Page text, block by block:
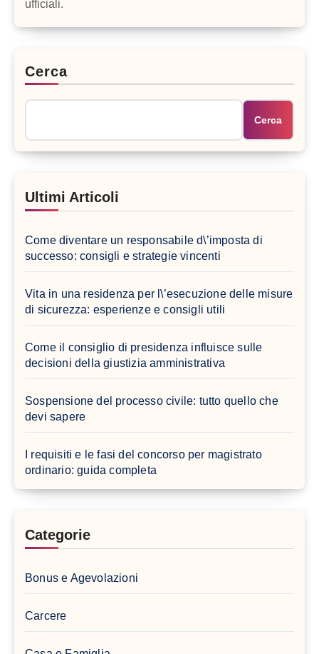
ufficiali.
Cerca
Cerca
Ultimi Articoli
Come diventare un responsabile d\’imposta di
successo: consigli e strategie vincenti
Vita in una residenza per l\’esecuzione delle misure
di sicurezza: esperienze e consigli utili
Come il consiglio di presidenza influisce sulle
decisioni della giustizia amministrativa
Sospensione del processo civile: tutto quello che
devi sapere
I requisiti e le fasi del concorso per magistrato
ordinario: guida completa
Categorie
Bonus e Agevolazioni
Carcere